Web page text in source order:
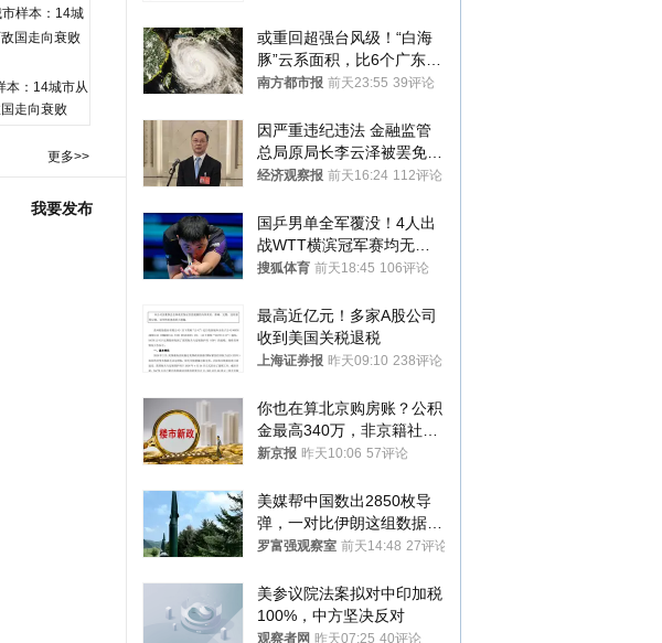
本：14城市从
走向衰败
更多>>
我要发布
或重回超强台风级！“白海
豚”云系面积，比6个广东还
大！深圳官方：注意这件事
南方都市报 前天23:55 39评论
因严重违纪违法 金融监管
总局原局长李云泽被罢免全
国人大代表
经济观察报 前天16:24 112评论
国乒男单全军覆没！4人出
战WTT横滨冠军赛均无缘
八强
搜狐体育 前天18:45 106评论
最高近亿元！多家A股公司
收到美国关税退税
上海证券报 昨天09:10 238评论
你也在算北京购房账？公积
金最高340万，非京籍社保
1年
新京报 昨天10:06 57评论
美媒帮中国数出2850枚导
弹，一对比伊朗这组数据，
发现出大事了
罗富强观察室 前天14:48 27评论
美参议院法案拟对中印加税
100%，中方坚决反对
观察者网 昨天07:25 40评论